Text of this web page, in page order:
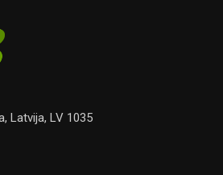
Latvija, LV 1035